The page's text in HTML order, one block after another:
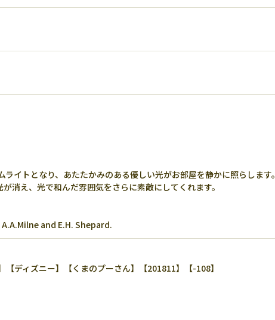
イトとなり、あたたかみのある優しい光がお部屋を静かに照らします。
消え、光で和んだ雰囲気をさらに素敵にしてくれます。
and E.H. Shepard.
ディズニー】【くまのプーさん】【201811】【-108】